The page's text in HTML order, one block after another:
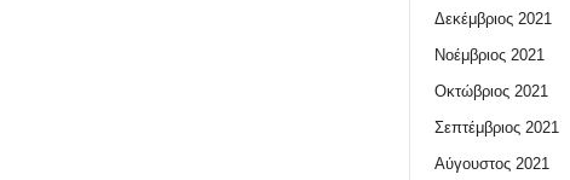
Δεκέμβριος 2021
Νοέμβριος 2021
Οκτώβριος 2021
Σεπτέμβριος 2021
Αύγουστος 2021